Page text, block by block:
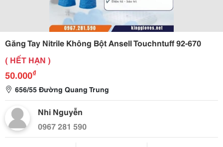
Găng Tay Nitrile Không Bột Ansell Touchntuff 92-670
( HẾT HẠN )
50.000₫
656/55 Đường Quang Trung
Nhi Nguyễn
0967 281 590